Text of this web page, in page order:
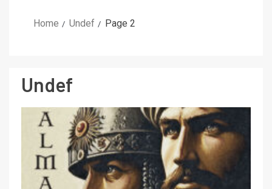
Home Undef Page 2
Undef